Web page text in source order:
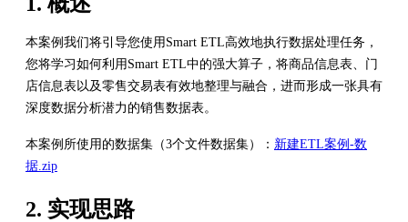
本案例我们将引导您使用Smart ETL高效地执行数据处理任务，
您将学习如何利用Smart ETL中的强大算子，将商品信息表、门
店信息表以及零售交易表有效地整理与融合，进而形成一张具有
深度数据分析潜力的销售数据表。
本案例所使用的数据集（3个文件数据集）： 新建ETL案例-数
据.zip
2. 实现思路